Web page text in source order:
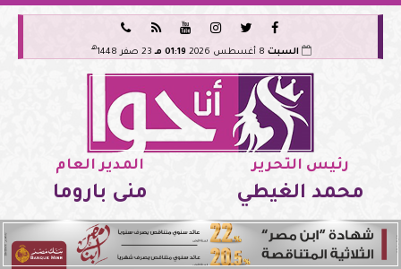






السبت 01:19 مـ 23 صفر 1448 هـ
رئيس التحرير
محمد الغيطي
المدير العام
منى باروما